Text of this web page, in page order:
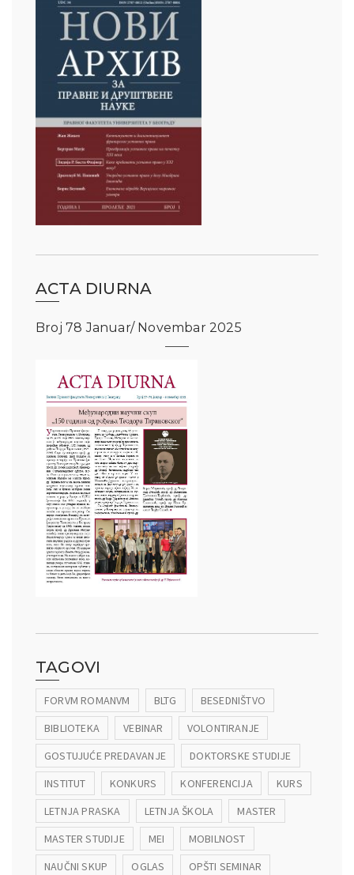
ACTA DIURNA
Broj 78 Januar/ Novembar 2025
TAGOVI
FORVM ROMANVM BLTG
BESEDNIŠTVO
BIBLIOTEKA
VEBINAR
VOLONTIRANJE
GOSTUJUĆE PREDAVANJE
DOKTORSKE STUDIJE
INSTITUT
KONKURS KONFERENCIJA
KURS
LETNJA PRASKA
LETNJA ŠKOLA
MASTER
MASTER STUDIJE
MEI
MOBILNOST
NAUČNI SKUP
OGLAS
OPŠTI SEMINAR